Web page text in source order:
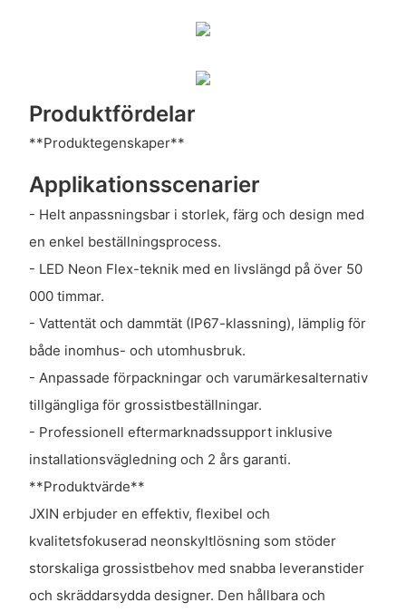
Produktfördelar
**Produktegenskaper**
Applikationsscenarier
- Helt anpassningsbar i storlek, färg och design med
en enkel beställningsprocess.
- LED Neon Flex-teknik med en livslängd på över 50
000 timmar.
- Vattentät och dammtät (IP67-klassning), lämplig för
både inomhus- och utomhusbruk.
- Anpassade förpackningar och varumärkesalternativ
tillgängliga för grossistbeställningar.
- Professionell eftermarknadssupport inklusive
installationsvägledning och 2 års garanti.
**Produktvärde**
JXIN erbjuder en effektiv, flexibel och
kvalitetsfokuserad neonskyltlösning som stöder
storskaliga grossistbehov med snabba leveranstider
och skräddarsydda designer. Den hållbara och